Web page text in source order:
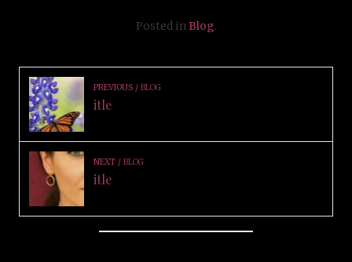
Posted in Blog.
PREVIOUS BLOG
itle
NEXT BLOG
itle